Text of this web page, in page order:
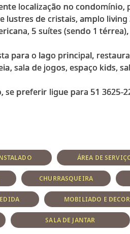
localização no
de cristais, amplo
5 suítes (sendo 1
para o lago principal,
sala de jogos, espaço kids,
preferir ligue para 51 3625-
ÁREA DE
CHURRASQUEIRA
MOBILIADO E
SALA DE JANTAR